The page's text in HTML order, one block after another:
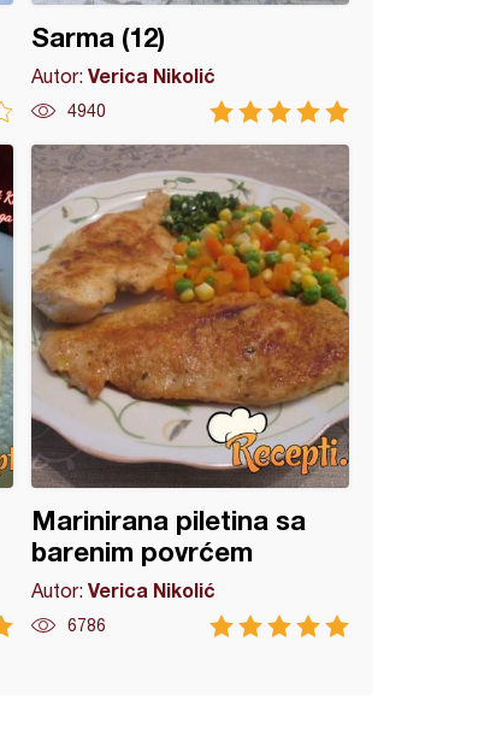
Sarma (12)
Autor:Verica Nikolić
4940
Marinirana piletina sa
barenim povrćem
Autor:Verica Nikolić
6786